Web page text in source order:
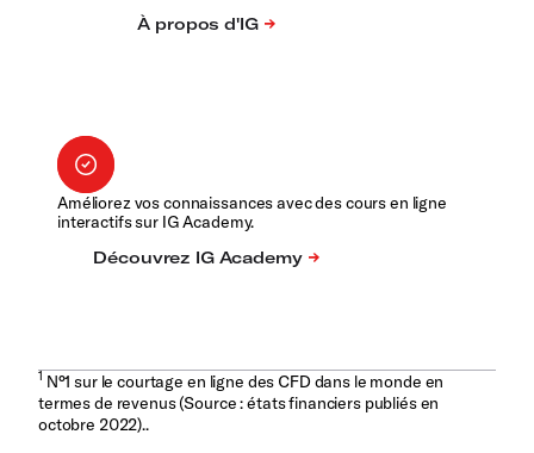
Améliorez vos connaissances avec des cours en ligne
interactifs sur IG Academy.
1N°1 sur le courtage en ligne des CFD dans le monde en
termes de revenus (Source : états financiers publiés en
octobre 2022)..